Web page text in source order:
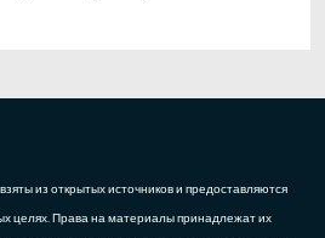
из открытых источников и предоставляются
целях. Права на материалы принадлежат их